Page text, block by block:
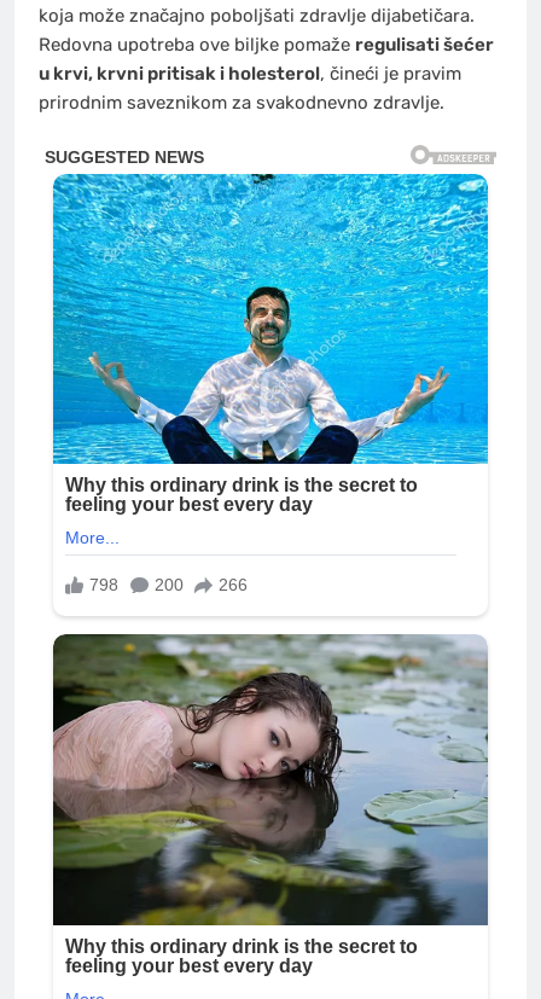
koja može značajno poboljšati zdravlje dijabetičara.
Redovna upotreba ove biljke pomaže regulisati šećer
u krvi, krvni pritisak i holesterol, čineći je pravim
prirodnim saveznikom za svakodnevno zdravlje.